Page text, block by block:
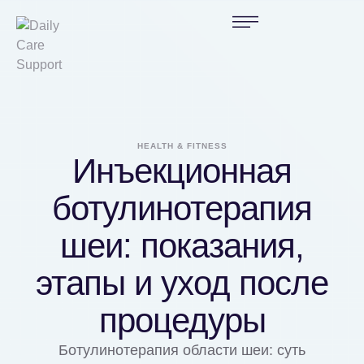
HEALTH & FITNESS
Инъекционная
ботулинотерапия
шеи: показания,
этапы и уход после
процедуры
Ботулинотерапия области шеи: суть